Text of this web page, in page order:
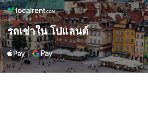
รถเช่าใน โปแลนด์